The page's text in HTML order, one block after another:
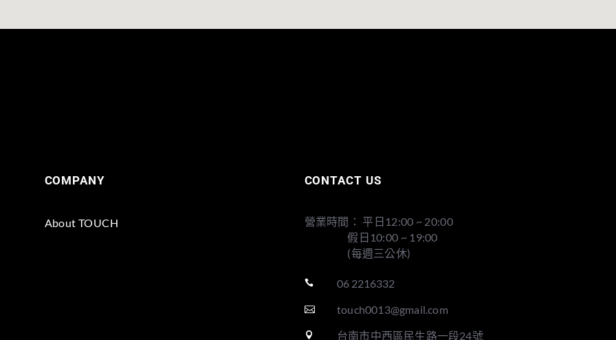
COMPANY
About TOUCH
CONTACT US
營業時間： 平日12:00 ~ 20:00
假日10:00 ~ 19:00
(每週三公休)
 06 2216332
 touch0013@gmail.com
 台南市中西區民生路一段24號